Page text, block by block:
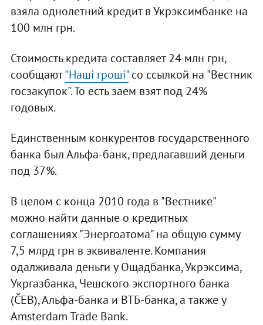
взяла однолетний кредит в Укрэксимбанке на
100 млн грн.
Стоимость кредита составляет 24 млн грн,
сообщают"Наші гроші"со ссылкой на "Вестник
госзакупок". То есть заем взят под 24%
годовых.
Единственным конкурентов государственного
банка был Альфа-банк, предлагавший деньги
под 37%.
В целом с конца 2010 года в "Вестнике"
можно найти данные о кредитных
соглашениях "Энергоатома" на общую сумму
7,5 млрд грн в эквиваленте. Компания
одалживала деньги у Ощадбанка, Укрэксима,
Укргазбанка, Чешского экспортного банка
(ČEB), Альфа-банка и ВТБ-банка, а также у
Amsterdam Trade Bank.